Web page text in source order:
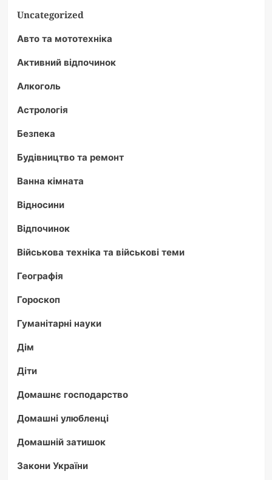
Uncategorized
Авто та мототехніка
Активний відпочинок
Алкоголь
Астрологія
Безпека
Будівництво та ремонт
Ванна кімната
Відносини
Відпочинок
Військова техніка та військові теми
Географія
Гороскоп
Гуманітарні науки
Дім
Діти
Домашнє господарство
Домашні улюбленці
Домашній затишок
Закони України